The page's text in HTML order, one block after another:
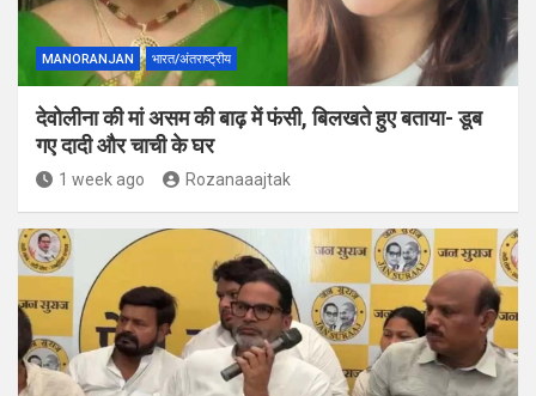
MANORANJAN भारत/अंतराष्ट्रीय
देवोलीना की मां असम की बाढ़ में फंसी, बिलखते हुए बताया- डूब
गए दादी और चाची के घर
1 week ago Rozanaaajtak